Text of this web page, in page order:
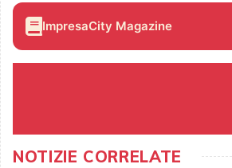
ImpresaCity Magazine
NOTIZIE CORRELATE